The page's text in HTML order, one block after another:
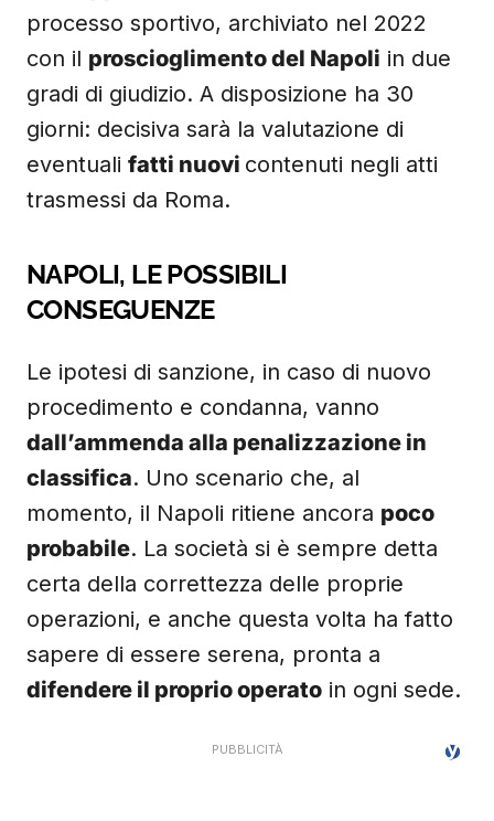
processo sportivo, archiviato nel 2022
con il proscioglimento del Napoli in due
gradi di giudizio. A disposizione ha 30
giorni: decisiva sarà la valutazione di
eventuali fatti nuovi contenuti negli atti
trasmessi da Roma.
NAPOLI, LE POSSIBILI
CONSEGUENZE
Le ipotesi di sanzione, in caso di nuovo
procedimento e condanna, vanno
dall’ammenda alla penalizzazione in
classifica. Uno scenario che, al
momento, il Napoli ritiene ancora poco
probabile. La società si è sempre detta
certa della correttezza delle proprie
operazioni, e anche questa volta ha fatto
sapere di essere serena, pronta a
difendere il proprio operato in ogni sede.